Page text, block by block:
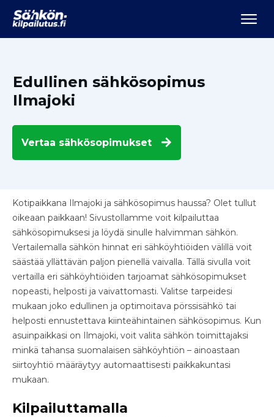
Edullinen sähkösopimus
Ilmajoki
Vertaa sähkösopimukset
Kotipaikkana Ilmajoki ja sähkösopimus haussa? Olet tullut
oikeaan paikkaan! Sivustollamme voit kilpailuttaa
sähkösopimuksesi ja löydä sinulle halvimman sähkön.
Vertailemalla sähkön hinnat eri sähköyhtiöiden välillä voit
säästää yllättävän paljon pienellä vaivalla. Tällä sivulla voit
vertailla eri sähköyhtiöiden tarjoamat sähkösopimukset
nopeasti, helposti ja vaivattomasti. Valitse tarpeidesi
mukaan joko edullinen ja optimoitava pörssisähkö tai
helposti ennustettava kiinteähintainen sähkösopimus. Kun
asuinpaikkasi on Ilmajoki, voit valita sähkön toimittajaksi
minkä tahansa suomalaisen sähköyhtiön – ainoastaan
siirtoyhtiö määräytyy automaattisesti paikkakuntasi
mukaan.
Kilpailuttamalla